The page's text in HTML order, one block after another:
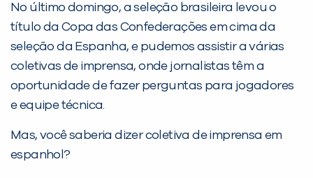
No último domingo, a seleção brasileira levou o
título da Copa das Confederações em cima da
seleção da Espanha, e pudemos assistir a várias
coletivas de imprensa, onde jornalistas têm a
oportunidade de fazer perguntas para jogadores
e equipe técnica.
Mas, você saberia dizer coletiva de imprensa em
espanhol?
PEÇA UMA DEMONSTRAÇÃO DE MÉTODO